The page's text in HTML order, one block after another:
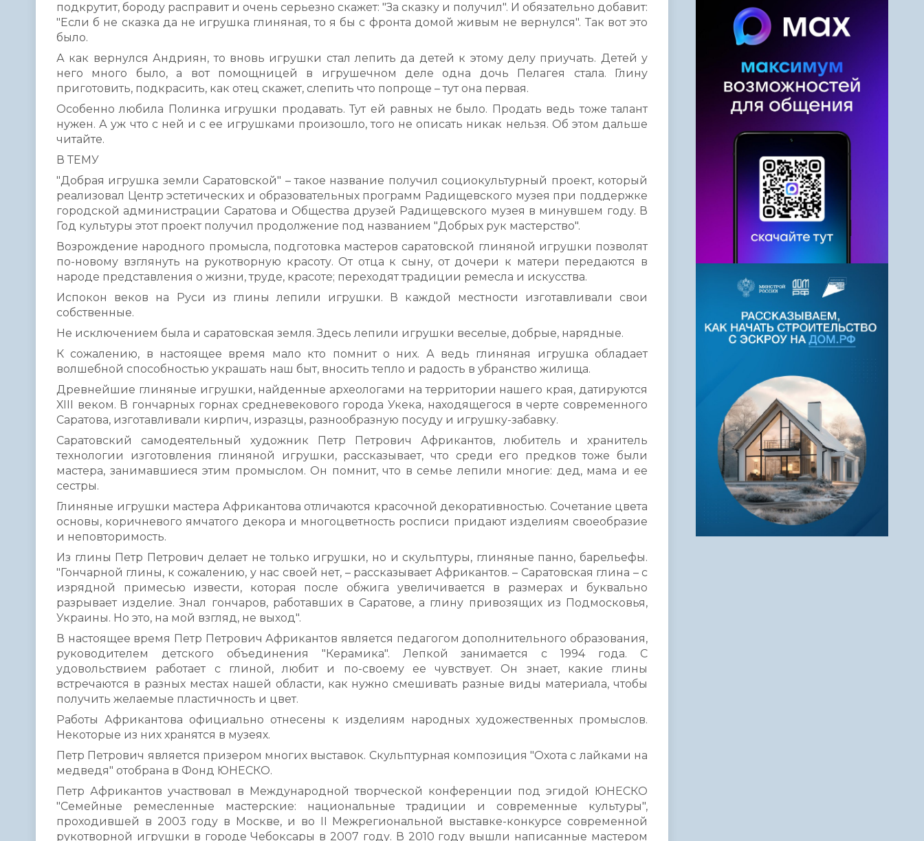
подкрутит, бороду расправит и очень серьезно скажет: "За сказку и получил". И обязательно добавит:
"Если б не сказка да не игрушка глиняная, то я бы с фронта домой живым не вернулся". Так вот это
было.
А как вернулся Андриян, то вновь игрушки стал лепить да детей к этому делу приучать. Детей у
него много было, а вот помощницей в игрушечном деле одна дочь Пелагея стала. Глину
приготовить, подкрасить, как отец скажет, слепить что попроще – тут она первая.
Особенно любила Полинка игрушки продавать. Тут ей равных не было. Продать ведь тоже талант
нужен. А уж что с ней и с ее игрушками произошло, того не описать никак нельзя. Об этом дальше
читайте.
В ТЕМУ
"Добрая игрушка земли Саратовской" – такое название получил социокультурный проект, который
реализовал Центр эстетических и образовательных программ Радищевского музея при поддержке
городской администрации Саратова и Общества друзей Радищевского музея в минувшем году. В
Год культуры этот проект получил продолжение под названием "Добрых рук мастерство".
Возрождение народного промысла, подготовка мастеров саратовской глиняной игрушки позволят
по-новому взглянуть на рукотворную красоту. От отца к сыну, от дочери к матери передаются в
народе представления о жизни, труде, красоте; переходят традиции ремесла и искусства.
Испокон веков на Руси из глины лепили игрушки. В каждой местности изготавливали свои
собственные.
Не исключением была и саратовская земля. Здесь лепили игрушки веселые, добрые, нарядные.
К сожалению, в настоящее время мало кто помнит о них. А ведь глиняная игрушка обладает
волшебной способностью украшать наш быт, вносить тепло и радость в убранство жилища.
Древнейшие глиняные игрушки, найденные археологами на территории нашего края, датируются
XIII веком. В гончарных горнах средневекового города Укека, находящегося в черте современного
Саратова, изготавливали кирпич, изразцы, разнообразную посуду и игрушку-забавку.
Саратовский самодеятельный художник Петр Петрович Африкантов, любитель и хранитель
технологии изготовления глиняной игрушки, рассказывает, что среди его предков тоже были
мастера, занимавшиеся этим промыслом. Он помнит, что в семье лепили многие: дед, мама и ее
сестры.
Глиняные игрушки мастера Африкантова отличаются красочной декоративностью. Сочетание цвета
основы, коричневого ямчатого декора и многоцветность росписи придают изделиям своеобразие
и неповторимость.
Из глины Петр Петрович делает не только игрушки, но и скульптуры, глиняные панно, барельефы.
"Гончарной глины, к сожалению, у нас своей нет, – рассказывает Африкантов. – Саратовская глина – с
изрядной примесью извести, которая после обжига увеличивается в размерах и буквально
разрывает изделие. Знал гончаров, работавших в Саратове, а глину привозящих из Подмосковья,
Украины. Но это, на мой взгляд, не выход".
В настоящее время Петр Петрович Африкантов является педагогом дополнительного образования,
руководителем детского объединения "Керамика". Лепкой занимается с 1994 года. С
удовольствием работает с глиной, любит и по-своему ее чувствует. Он знает, какие глины
встречаются в разных местах нашей области, как нужно смешивать разные виды материала, чтобы
получить желаемые пластичность и цвет.
Работы Африкантова официально отнесены к изделиям народных художественных промыслов.
Некоторые из них хранятся в музеях.
Петр Петрович является призером многих выставок. Скульптурная композиция "Охота с лайками на
медведя" отобрана в Фонд ЮНЕСКО.
Петр Африкантов участвовал в Международной творческой конференции под эгидой ЮНЕСКО
"Семейные ремесленные мастерские: национальные традиции и современные культуры",
проходившей в 2003 году в Москве, и во II Межрегиональной выставке-конкурсе современной
рукотворной игрушки в городе Чебоксары в 2007 году. В 2010 году вышли написанные мастером